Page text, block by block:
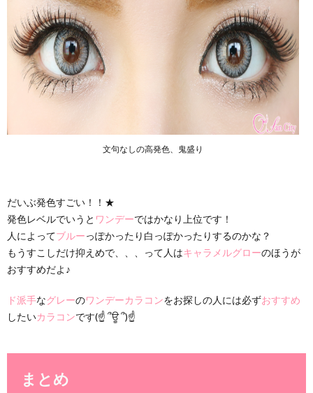
文句なしの高発色、鬼盛り
だいぶ発色すごい！！★
発色レベルでいうと ワンデーではかなり上位です！
人によってブルーっぽかったり白っぽかったりするのかな？
もうすこしだけ抑えめで、、、って人はキャラメルグローのほうが
おすすめだよ♪
ド派手なグレーのワンデーカラコンをお探しの人には必ずおすすめ
したいカラコンです(☝ ՞ਊ ՞)☝
まとめ